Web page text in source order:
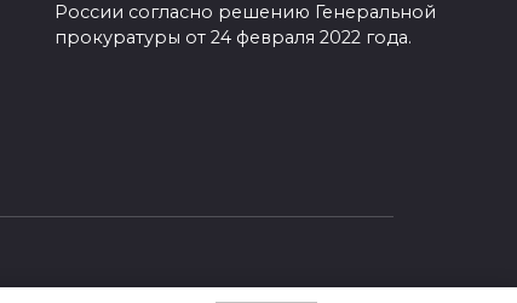
России согласно решению Генеральной
прокуратуры от 24 февраля 2022 года.